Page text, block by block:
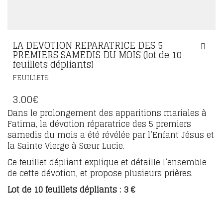
LA DEVOTION REPARATRICE DES 5
PREMIERS SAMEDIS DU MOIS (lot de 10
feuillets dépliants)
FEUILLETS
3.00€
Dans le prolongement des apparitions mariales à
Fatima, la dévotion réparatrice des 5 premiers
samedis du mois a été révélée par l’Enfant Jésus et
la Sainte Vierge à Sœur Lucie.
Ce feuillet dépliant explique et détaille l’ensemble
de cette dévotion, et propose plusieurs prières.
Lot de 10 feuillets dépliants : 3 €